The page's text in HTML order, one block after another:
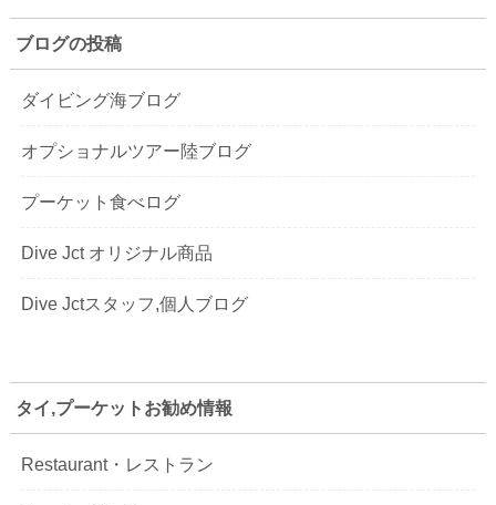
ブログの投稿
ダイビング海ブログ
オプショナルツアー陸ブログ
プーケット食べログ
Dive Jct オリジナル商品
Dive Jctスタッフ,個人ブログ
タイ,プーケットお勧め情報
Restaurant・レストラン